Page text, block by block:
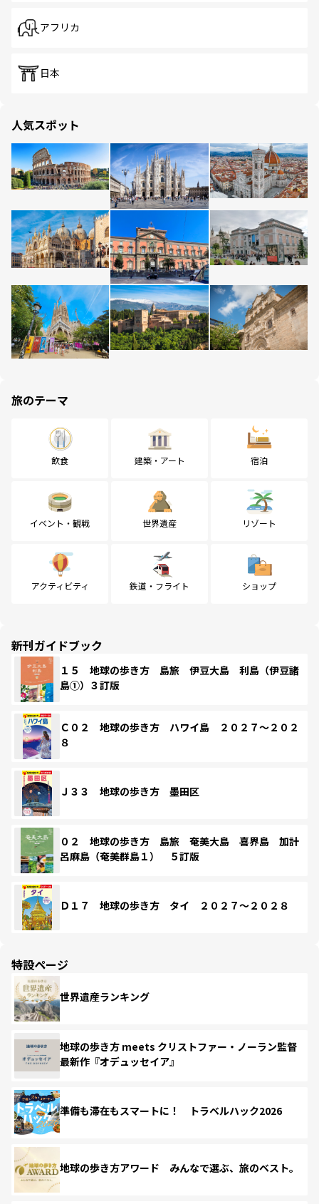
アフリカ
日本
人気スポット
旅のテーマ
飲食 建築・アート 宿泊
イベント・観戦 世界遺産 リゾート
アクティビティ 鉄道・フライト ショップ
新刊ガイドブック
１５ 地球の歩き方 島旅 伊豆大島 利島（伊豆諸
島①）３訂版
Ｃ０２ 地球の歩き方 ハワイ島 ２０２７～２０２
８
Ｊ３３ 地球の歩き方 墨田区
０２ 地球の歩き方 島旅 奄美大島 喜界島 加計
呂麻島（奄美群島１） ５訂版
Ｄ１７ 地球の歩き方 タイ ２０２７～２０２８
特設ページ
世界遺産ランキング
地球の歩き方 meets クリストファー・ノーラン監督
最新作『オデュッセイア』
準備も滞在もスマートに！ トラベルハック2026
地球の歩き方アワード みんなで選ぶ、旅のベスト。